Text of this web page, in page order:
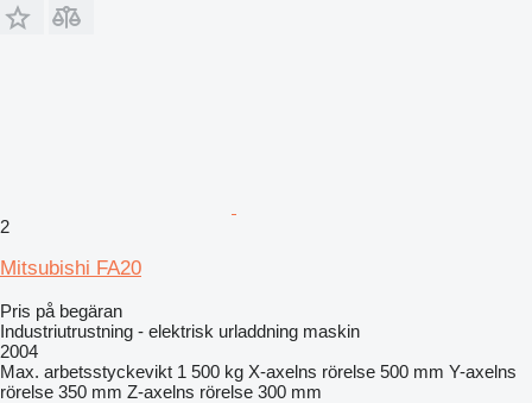
2
Mitsubishi FA20
Pris på begäran
Industriutrustning - elektrisk urladdning maskin
2004
Max. arbetsstyckevikt 1 500 kg X-axelns rörelse 500 mm Y-axelns
rörelse 350 mm Z-axelns rörelse 300 mm